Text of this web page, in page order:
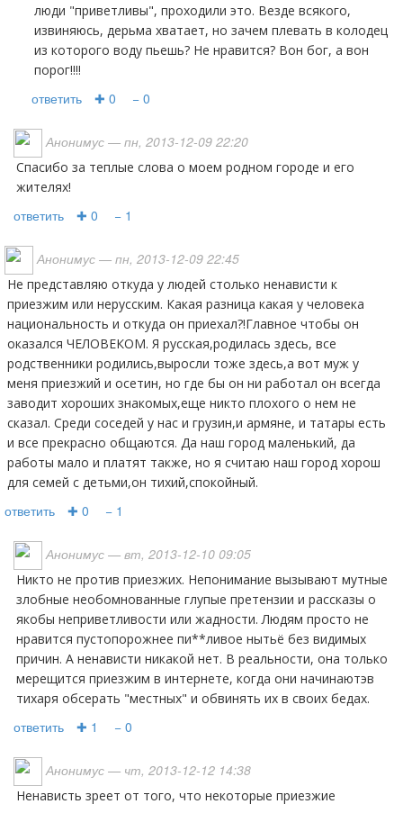
люди "приветливы", проходили это. Везде всякого,
извиняюсь, дерьма хватает, но зачем плевать в колодец
из которого воду пьешь? Не нравится? Вон бог, а вон
порог!!!!
ответить ✚ 0 − 0
Анонимус — пн, 2013-12-09 22:20
Спасибо за теплые слова о моем родном городе и его
жителях!
ответить ✚ 0 − 1
Анонимус — пн, 2013-12-09 22:45
не представляю откуда у людей столько ненависти к
приезжим или нерусским. Какая разница какая у человека
национальность и откуда он приехал?!Главное чтобы он
оказался ЧЕЛОВЕКОМ. Я русская,родилась здесь, все
родственники родились,выросли тоже здесь,а вот муж у
меня приезжий и осетин, но где бы он ни работал он всегда
заводит хороших знакомых,еще никто плохого о нем не
сказал. Среди соседей у нас и грузин,и армяне, и татары есть
и все прекрасно общаются. Да наш город маленький, да
работы мало и платят также, но я считаю наш город хорош
для семей с детьми,он тихий,спокойный.
ответить ✚ 0 − 1
Анонимус — вт, 2013-12-10 09:05
Никто не против приезжих. Непонимание вызывают мутные
злобные необомнованные глупые претензии и рассказы о
якобы неприветливости или жадности. Людям просто не
нравится пустопорожнее пи**ливое нытьё без видимых
причин. А ненависти никакой нет. В реальности, она только
мерещится приезжим в интернете, когда они начинаютэв
тихаря обсерать "местных" и обвинять их в своих бедах.
ответить ✚ 1 − 0
Анонимус — чт, 2013-12-12 14:38
Ненависть зреет от того, что некоторые приезжие